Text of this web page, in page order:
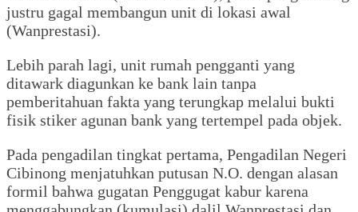
justru gagal membangun unit di lokasi awal
(Wanprestasi).
Lebih parah lagi, unit rumah pengganti yang
ditawark diagunkan ke bank lain tanpa
pemberitahuan fakta yang terungkap melalui bukti
fisik stiker agunan bank yang tertempel pada objek.
Pada pengadilan tingkat pertama, Pengadilan Negeri
Cibinong menjatuhkan putusan N.O. dengan alasan
formil bahwa gugatan Penggugat kabur karena